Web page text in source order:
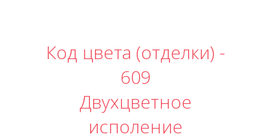
Код цвета (отделки) -
609
Двухцветное
исполение